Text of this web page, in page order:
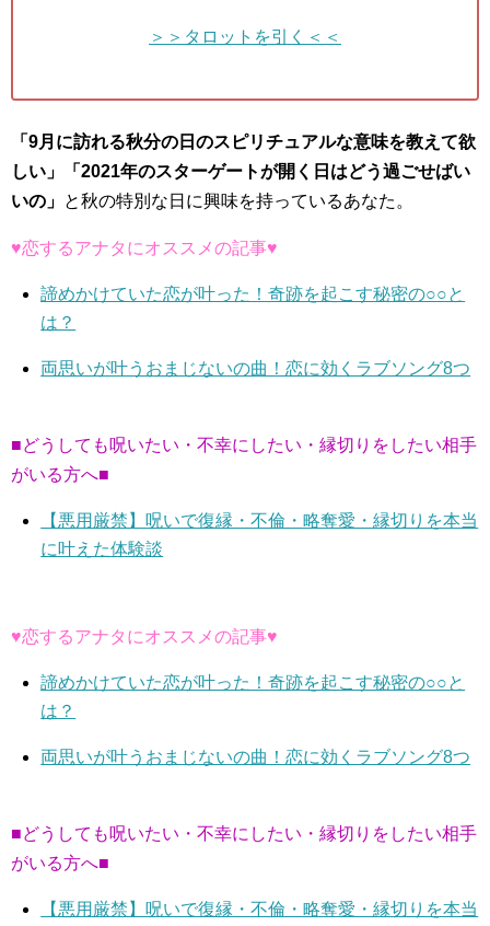
＞＞タロットを引く＜＜
「9月に訪れる秋分の日のスピリチュアルな意味を教えて欲
しい」「2021年のスターゲートが開く日はどう過ごせばい
いの」 と秋の特別な日に興味を持っているあなた。
♥恋するアナタにオススメの記事♥
諦めかけていた恋が叶った！奇跡を起こす秘密の○○と
は？
両思いが叶うおまじないの曲！恋に効くラブソング8つ
■どうしても呪いたい・不幸にしたい・縁切りをしたい相手
がいる方へ■
【悪用厳禁】呪いで復縁・不倫・略奪愛・縁切りを本当
に叶えた体験談
♥恋するアナタにオススメの記事♥
諦めかけていた恋が叶った！奇跡を起こす秘密の○○と
は？
両思いが叶うおまじないの曲！恋に効くラブソング8つ
■どうしても呪いたい・不幸にしたい・縁切りをしたい相手
がいる方へ■
【悪用厳禁】呪いで復縁・不倫・略奪愛・縁切りを本当